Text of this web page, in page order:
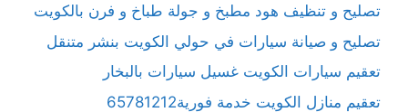
تصليح و تنظيف هود مطبخ و جولة طباخ و فرن بالكويت
تصليح و صيانة سيارات في حولي الكويت بنشر متنقل
تعقيم سيارات الكويت غسيل سيارات بالبخار
تعقيم منازل الكويت خدمة فورية65781212